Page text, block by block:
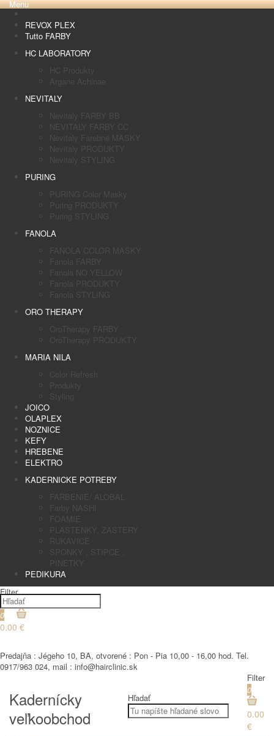
Menu
REVOX PLEX
Tutto FARBY
HC LABORATORY
HC Produkty
Argane Achinae
NEVITALY
Nevitaly FARBY BB
NEVITALY FARBY CC
Nevitaly Farebné MASKY
Nevitaly PRODUKTY
Nevitaly STYLING
PURING
PURING Color Masky
Puring PRODUKTY
Puring STYLING
FANOLA
FANOLA COLOR MASKY
Fanola FARBY
Fanola NO YELLOW
Fanola PRODUKTY
Fanola STYLING
ORO THERAPY
OroTherapy FARBY
OroTherapy PRODUKTY
MARIA NILA
Color Refresh
Produkty
Styling
JOICO
OLAPLEX
NOZNICE
KEFY
HREBENE
ELEKTRO
KADERNICKE POTREBY
FARBENIE/ ALOBAL
Farby NASHI
FOAMIE
PLASTENKY, ZASTERY
RUKAVICE
SPONKY , STIPCE ,
PINETKY
PEDIKURA
Filter
0
0.00 €
Predajňa : Jégeho 10, BA, otvorené : Pon - Pia 10,00 - 16,00 hod. Tel.
0917/963 024, mail : info@hairclinic.sk
Kadernícky
veľkoobchod
Hľadať
Filter
0
0.00
€